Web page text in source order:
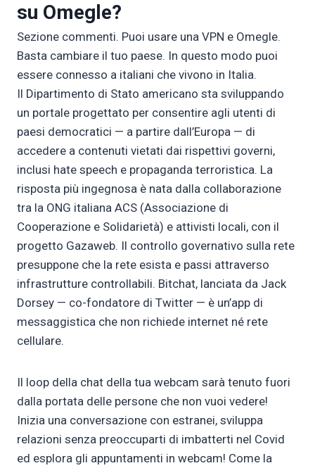
su Omegle?
Sezione commenti. Puoi usare una VPN e Omegle.
Basta cambiare il tuo paese. In questo modo puoi
essere connesso a italiani che vivono in Italia.
Il Dipartimento di Stato americano sta sviluppando
un portale progettato per consentire agli utenti di
paesi democratici — a partire dall’Europa — di
accedere a contenuti vietati dai rispettivi governi,
inclusi hate speech e propaganda terroristica. La
risposta più ingegnosa è nata dalla collaborazione
tra la ONG italiana ACS (Associazione di
Cooperazione e Solidarietà) e attivisti locali, con il
progetto Gazaweb. Il controllo governativo sulla rete
presuppone che la rete esista e passi attraverso
infrastrutture controllabili. Bitchat, lanciata da Jack
Dorsey — co-fondatore di Twitter — è un’app di
messaggistica che non richiede internet né rete
cellulare.
Il loop della chat della tua webcam sarà tenuto fuori
dalla portata delle persone che non vuoi vedere!
Inizia una conversazione con estranei, sviluppa
relazioni senza preoccuparti di imbatterti nel Covid
ed esplora gli appuntamenti in webcam! Come la